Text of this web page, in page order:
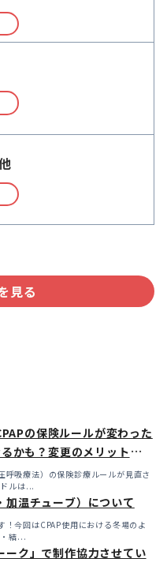
見る
の保険ルールが変わった
かも？変更のメリット・デ
いう選択肢
吸療法）の保険診療ルールが見直さ
ルは...
加温チューブ）について
今回はCPAP使用における冬場のよ
結...
ーク」で制作協力させてい